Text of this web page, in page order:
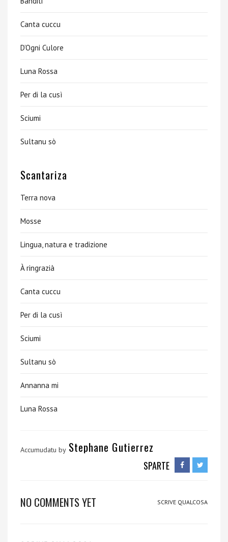
Canta cuccu
D’Ogni Culore
Luna Rossa
Per di la cusì
Sciumi
Sultanu sò
Scantariza
Terra nova
Mosse
Lingua, natura e tradizione
À ringrazià
Canta cuccu
Per di la cusì
Sciumi
Sultanu sò
Annanna mi
Luna Rossa
Accumudatu by Stephane Gutierrez
SPARTE
NO COMMENTS YET SCRIVE QUALCOSA